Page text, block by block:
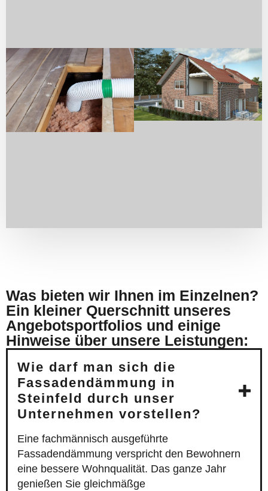
Was bieten wir Ihnen im Einzelnen?
Ein kleiner Querschnitt unseres
Angebotsportfolios und einige
Hinweise über unsere Leistungen:
Wie darf man sich die
Fassadendämmung in
Steinfeld durch unser
Unternehmen vorstellen?
Eine fachmännisch ausgeführte
Fassadendämmung verspricht den Bewohnern
eine bessere Wohnqualität. Das ganze Jahr
genießen Sie gleichmäßge